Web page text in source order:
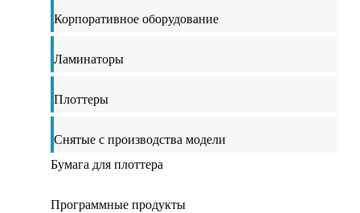
Корпоративное оборудование
Ламинаторы
Плоттеры
Снятые с производства модели
Бумага для плоттера
Программные продукты